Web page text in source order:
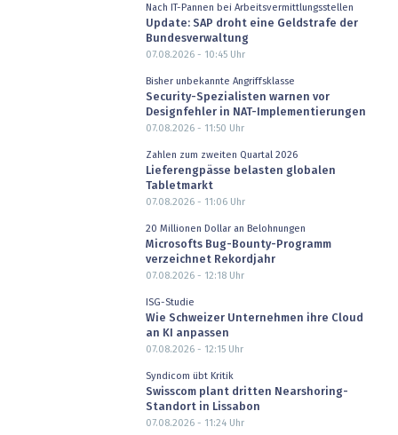
Nach IT-Pannen bei Arbeitsvermittlungsstellen
Update: SAP droht eine Geldstrafe der
Bundesverwaltung
07.08.2026 - 10:45Uhr
Bisher unbekannte Angriffsklasse
Security-Spezialisten warnen vor
Designfehler in NAT-Implementierungen
07.08.2026 - 11:50 Uhr
Zahlen zum zweiten Quartal 2026
Lieferengpässe belasten globalen
Tabletmarkt
07.08.2026 - 11:06Uhr
20 Millionen Dollar an Belohnungen
Microsofts Bug-Bounty-Programm
verzeichnet Rekordjahr
07.08.2026 - 12:18Uhr
ISG-Studie
Wie Schweizer Unternehmen ihre Cloud
an KI anpassen
07.08.2026 - 12:15Uhr
Syndicom übt Kritik
Swisscom plant dritten Nearshoring-
Standort in Lissabon
07.08.2026 - 11:24Uhr